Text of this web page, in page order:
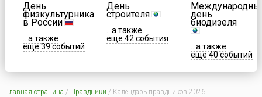
День
физкультурника
в России
...а также
еще 39 событий
День
строителя
...а также
еще 42 события
день
биодизеля
...а также
еще 40 событий
Главная страница / Праздники / Календарь праздников 2026